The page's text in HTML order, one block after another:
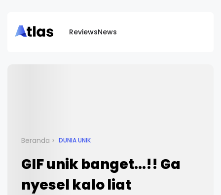
ReviewsNews
Beranda DUNIA UNIK
GIF unik banget...!! Ga
nyesel kalo liat